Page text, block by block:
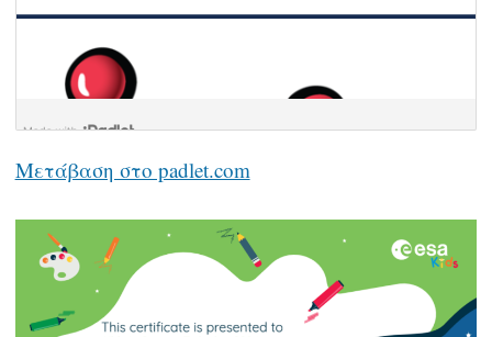
Μετάβαση στο padlet.com